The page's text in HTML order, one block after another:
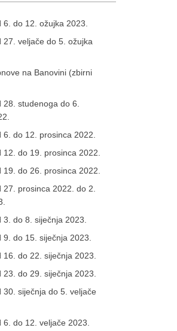
6. do 12. ožujka 2023.
27. veljače do 5. ožujka
na Banovini (zbirni
28. studenoga do 6.
6. do 12. prosinca 2022.
12. do 19. prosinca 2022.
19. do 26. prosinca 2022.
27. prosinca 2022. do 2.
3. do 8. siječnja 2023.
9. do 15. siječnja 2023.
16. do 22. siječnja 2023.
23. do 29. siječnja 2023.
30. siječnja do 5. veljače
6. do 12. veljače 2023.